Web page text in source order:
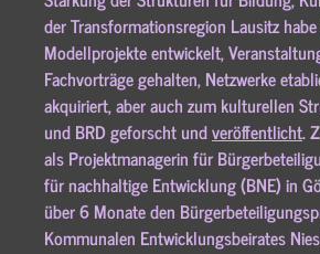
der Transformationsregion Lausitz
Modellprojekte entwickelt,
Fachvorträge gehalten, Netzwerke
akquiriert, aber auch zum kulturellen
und BRD geforscht undveröffentlicht.
als Projektmanagerin für
für nachhaltige Entwicklung (BNE) in
über 6 Monate den
Kommunalen Entwicklungsbeirates